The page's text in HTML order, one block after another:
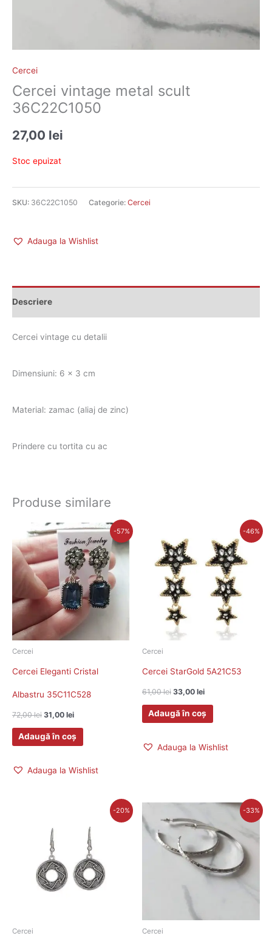
Cercei
Cercei vintage metal scult
36C22C1050
27,00 lei
Stoc epuizat
SKU: 36C22C1050 Categorie: Cercei
Adauga la Wishlist
Descriere
Cercei vintage cu detalii
Dimensiuni: 6 x 3 cm
Material: zamac (aliaj de zinc)
Prindere cu tortita cu ac
Produse similare
-57%
Cercei
Cercei Eleganti Cristal
Albastru 35C11C528
72,00lei
Prețul
inițial
a
fost:
72,00 lei.
31,00 lei
Prețul
curent
este:
31,00 lei.
Adaugă în coș
Adauga la Wishlist
-46%
Cercei
Cercei StarGold 5A21C53
61,00lei
a
fost:
61,00 lei.
33,00 lei
este:
33,00 lei.
Adaugă în coș
Adauga la Wishlist
-20%
Cercei
fost:
35,00 lei.
este:
28,00 lei.
-33%
Cercei
Prețul
a
fost:
45,00 lei.
Prețul
este:
30,00 lei.